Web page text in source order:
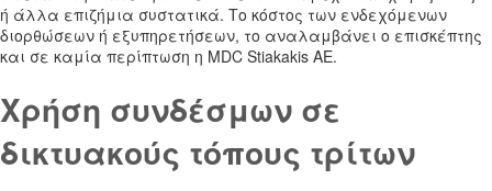
ή άλλα επιζήμια συστατικά. Το κόστος των ενδεχόμενων
διορθώσεων ή εξυπηρετήσεων, το αναλαμβάνει ο επισκέπτης
και σε καμία περίπτωση η MDC Stiakakis AE.
Χρήση συνδέσμων σε
δικτυακούς τόπους τρίτων